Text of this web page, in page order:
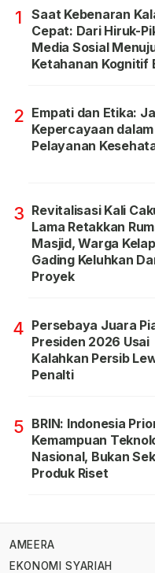
1
Saat Kebenaran
Cepat: Dari Hiruk-
Media Sosial
Ketahanan Kognitif
2 Empati dan Etika:
Kepercayaan dalam
Pelayanan
3 Revitalisasi Kali
Lama Retakkan
Masjid, Warga
Gading Keluhkan
Proyek
4 Persebaya Juara
Presiden 2026 Usai
Kalahkan Persib
Penalti
5 BRIN: Indonesia
Kemampuan
Nasional, Bukan
Produk Riset
AMEERA
EKONOMI SYARIAH